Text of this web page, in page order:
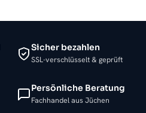
Sicher bezahlen
SSL-verschlüsselt & geprüft
Persönliche Beratung
Fachhandel aus Jüchen